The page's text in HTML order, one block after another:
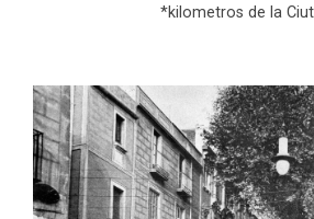
*kilometros de la